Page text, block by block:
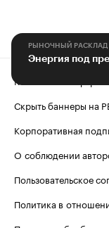
РЫНОЧНЫЙ РАСКЛАД
Энергия под
Контактная
Скрыть баннеры на
Корпоративная
О соблюдении
Пользовательское
Политика в